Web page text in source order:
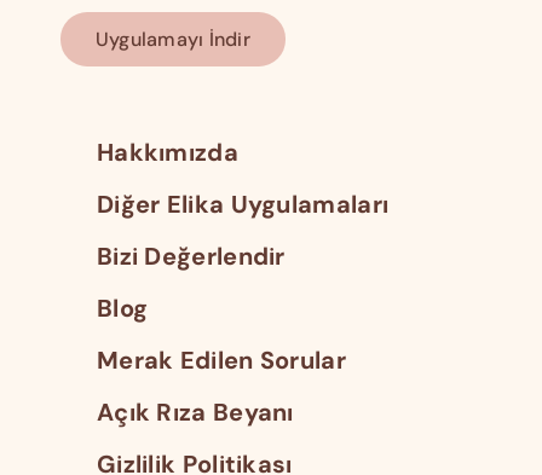
Uygulamayı İndir
Hakkımızda
Diğer Elika Uygulamaları
Bizi Değerlendir
Blog
Merak Edilen Sorular
Açık Rıza Beyanı
Gizlilik Politikası